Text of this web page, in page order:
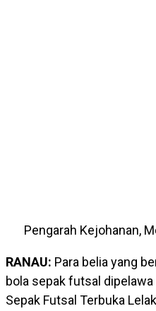
Pengarah Kejohanan,
RANAU: Para belia yang
bola sepak futsal
Sepak Futsal Terbuka